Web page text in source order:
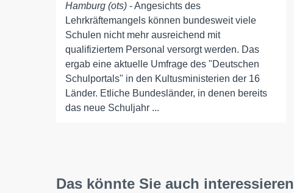
Hamburg (ots) - Angesichts des
Lehrkräftemangels können bundesweit viele
Schulen nicht mehr ausreichend mit
qualifiziertem Personal versorgt werden. Das
ergab eine aktuelle Umfrage des "Deutschen
Schulportals" in den Kultusministerien der 16
Länder. Etliche Bundesländer, in denen bereits
das neue Schuljahr ...
Das könnte Sie auch interessieren